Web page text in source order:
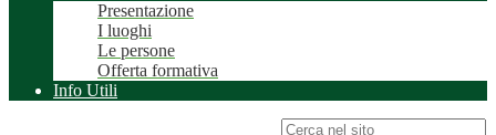
Presentazione
I luoghi
Le persone
Offerta formativa
Info Utili